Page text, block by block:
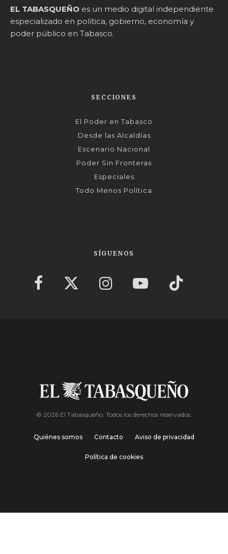
EL TABASQUEÑO es un medio digital independiente
especializado en política, gobierno, economía y
poder público en Tabasco.
SECCIONES
El Poder en Tabasco
Desde las Alcaldías
Escenario Nacional
Poder Sin Fronteras
Especiales
Todo Menos Política
SÍGUENOS
© 2026 El Tabasqueño. Todos los derechos reservados.
Quiénes somos Contacto Aviso de privacidad
Política de cookies